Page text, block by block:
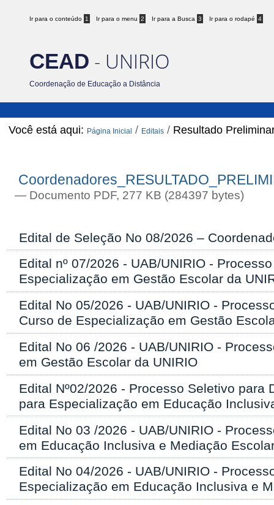
Ir para o conteúdo 1 Ir para o menu 2 Ir para a Busca 3 Ir para o rodapé 4
CEAD - UNIRIO
Coordenação de Educação a Distância
Você está aqui: Página Inicial / Editais / Resultado
— Documento PDF, 277 KB (284397 bytes)
Edital de Seleção No 08/2026 –
Edital nº 07/2026 - UAB/UNIRIO -
Especialização em Gestão Escolar da
Edital No 05/2026 - UAB/UNIRIO -
Curso de Especialização em Gestão
Edital No 06 /2026 - UAB/UNIRIO -
em Gestão Escolar da UNIRIO
Edital Nº02/2026 - Processo Seletivo
para Especialização em Educação
Edital No 03 /2026 - UAB/UNIRIO -
em Educação Inclusiva e Mediação
Edital No 04/2026 - UAB/UNIRIO -
Especialização em Educação Inclusiva e